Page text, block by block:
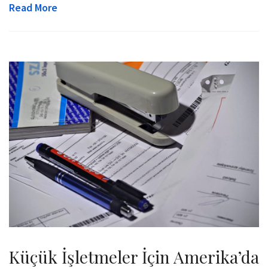
Read More
Küçük İşletmeler İçin Amerika’da